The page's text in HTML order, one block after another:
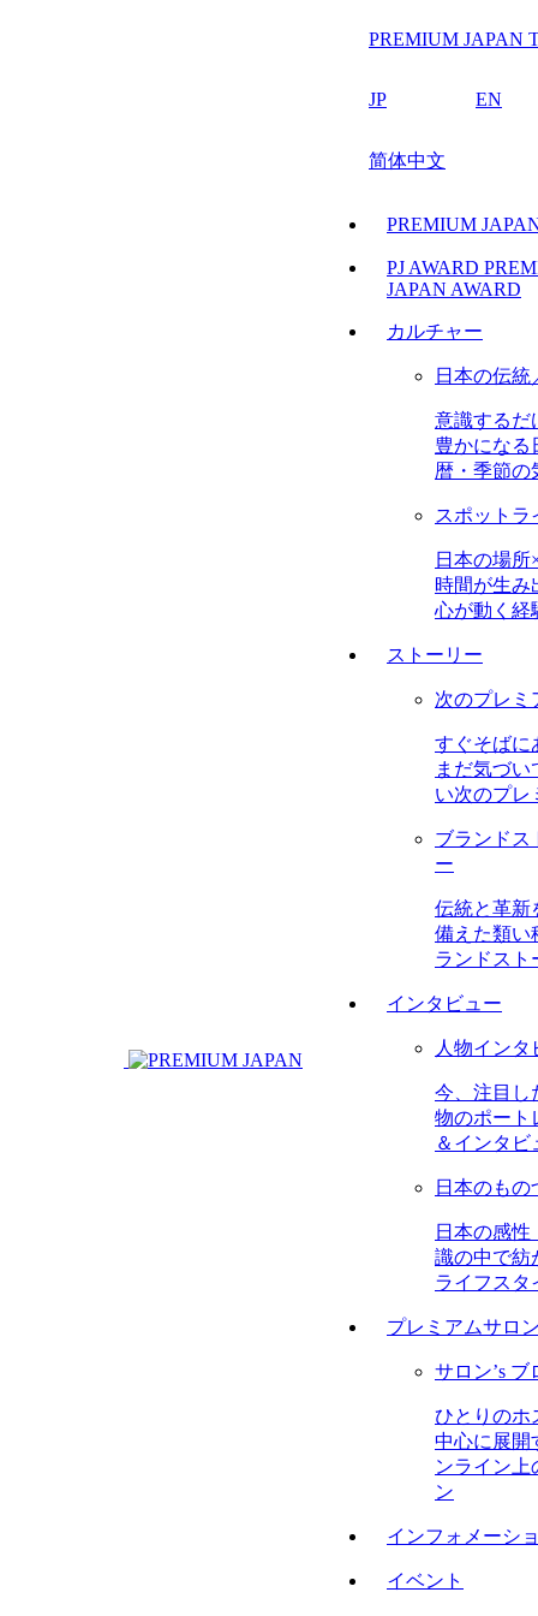
PREMIUM JAPAN
JP EN
简体中文
PREMIUM
PJ AWARD
JAPAN AWARD
カルチャー
日本の伝統
意識するだ
豊かになる
暦・季節の
スポットラ
日本の場所
時間が生み
心が動く経
ストーリー
次のプレミ
すぐそばに
まだ気づい
い次のプレ
ブランドス
ー
伝統と革新
備えた類い
ランドスト
インタビュー
人物インタ
今、注目し
物のポート
＆インタビ
日本のもの
日本の感性
識の中で紡
ライフスタ
プレミアムサロ
サロン’s ブ
ひとりのホ
中心に展開
ンライン上
ン
インフォメーシ
イベント